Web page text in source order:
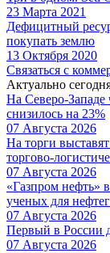
23 Марта 2021
Дефицитный
покупать землю
13 Октября 2020
Связаться с
Актуально
На Северо-Западе
снизилось на 23%
07 Августа 2026
На торги
торгово-
07 Августа 2026
«Газпром нефть»
ученых для
07 Августа 2026
Первый в России
07 Августа 2026